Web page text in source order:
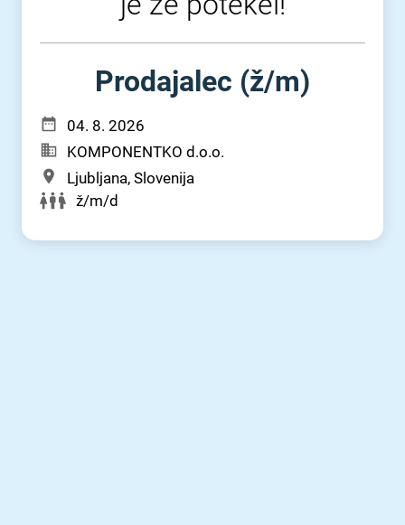
Prodajalec (ž⁠/⁠m)
04. 8. 2026
KOMPONENTKO d.o.o.
Ljubljana, Slovenija
ž/m/d